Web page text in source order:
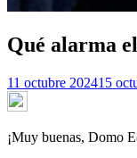
Qué alarma
11 octubre 202415
¡Muy buenas, Domo